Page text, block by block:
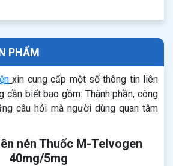
PHẨM
xin cung cấp một số thông tin liên
cần biết bao gồm: Thành phần, công
câu hỏi mà người dùng quan tâm
nén Thuốc M-Telvogen
40mg/5mg